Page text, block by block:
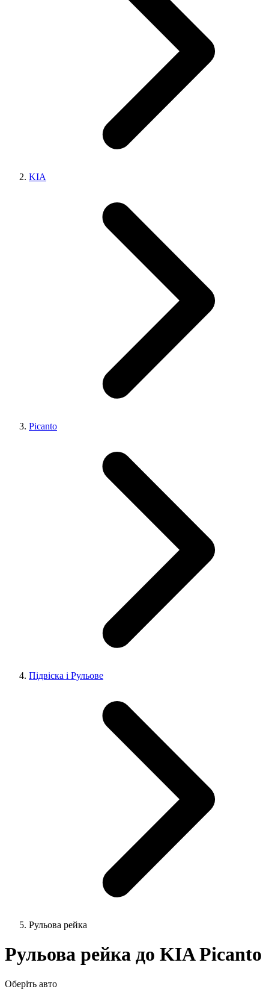
KIA
Picanto
Підвіска і Рульове
Рульова рейка
Рульова рейка до KIA Picanto
Оберіть авто